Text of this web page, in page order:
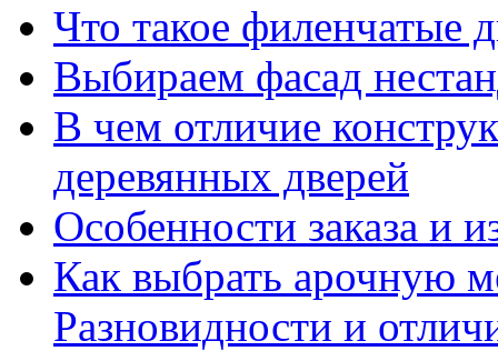
Что такое филенчатые
Выбираем фасад
В чем отличие
деревянных дверей
Особенности заказа и
Как выбрать арочную
Разновидности и